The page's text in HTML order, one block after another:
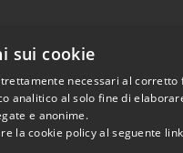
Prevenzione
sui cookie
necessari al corretto
analitico al solo fine di
e anonime.
la cookie policy al seguente link